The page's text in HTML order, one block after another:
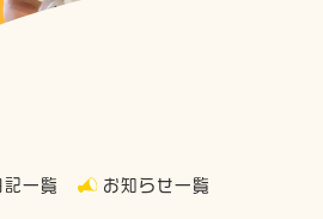
記一覧 お知らせ一覧